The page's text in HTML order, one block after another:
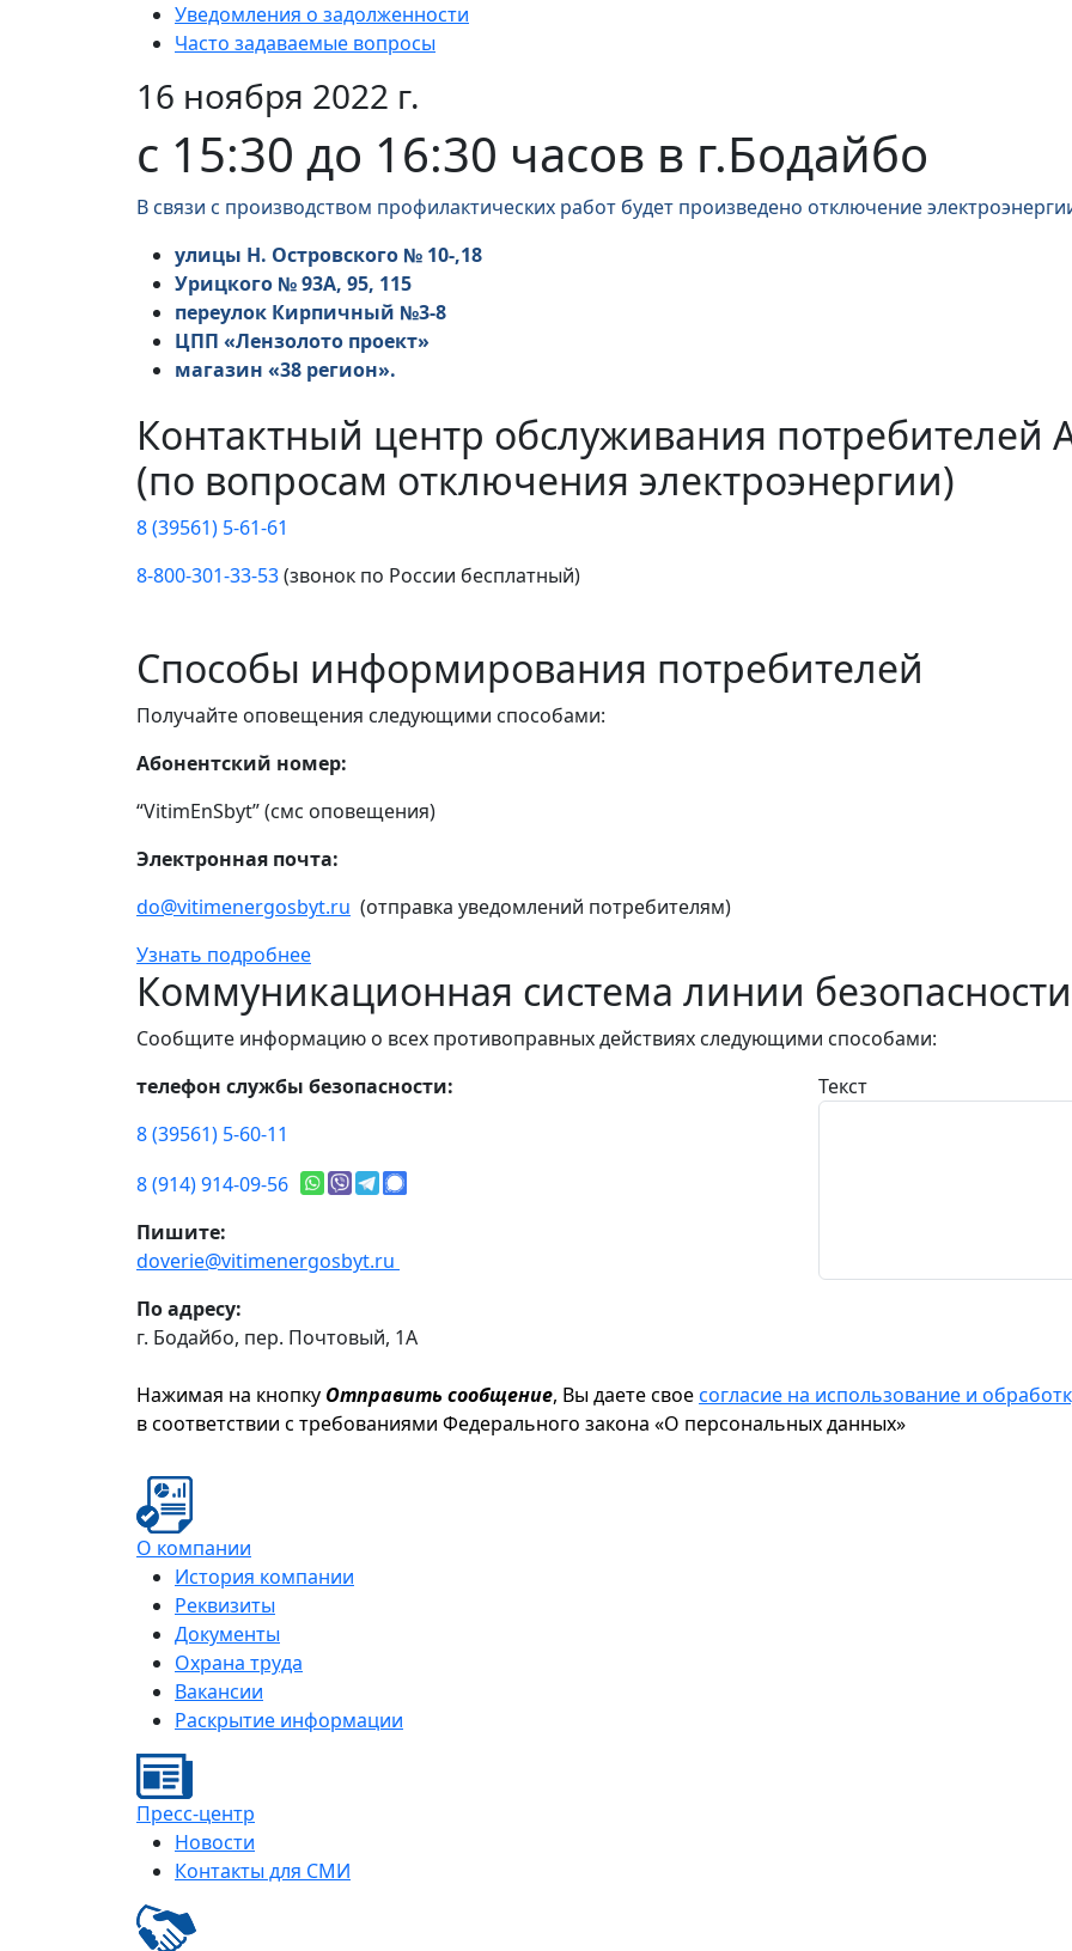
Уведомления о задолженности
Часто задаваемые вопросы
16 ноября 2022 г.
с 15:30 до 16:30 часов в г.Бодайбо
В связи с производством профилактических работ будет произведено отключение
улицы Н. Островского № 10-,18
Урицкого № 93А, 95, 115
переулок Кирпичный №3-8
ЦПП «Лензолото проект»
магазин «38 регион».
Контактный центр обслуживания потребителей
(по вопросам отключения электроэнергии)
8 (39561) 5-61-61
8-800-301-33-53(звонок по России бесплатный)
Способы информирования потребителей
Получайте оповещения следующими способами:
Абонентский номер:
“VitimEnSbyt” (смс оповещения)
Электронная почта:
do@vitimenergosbyt.ru (отправка уведомлений потребителям)
Узнать подробнее
Коммуникационная система линии безопасности
Сообщите информацию о всех противоправных действиях следующими способами:
телефон службы безопасности:
8 (39561) 5-60-11
8 (914) 914-09-56
Пишите:
doverie@vitimenergosbyt.ru
По адресу:
г. Бодайбо, пер. Почтовый, 1А
Текст
Нажимая на кнопку Отправить сообщение, Вы даете своесогласие на использование и
в соответствии с требованиями Федерального закона «О персональных данных»
О компании
История компании
Реквизиты
Документы
Охрана труда
Вакансии
Раскрытие информации
Пресс-центр
Новости
Контакты для СМИ